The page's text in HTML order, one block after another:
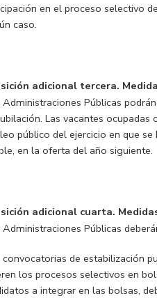
en el proceso selectivo
caso.
adicional tercera.
Administraciones Públicas
Las vacantes
público del ejercicio en que
en la oferta del año siguiente.
adicional cuarta.
Administraciones Públicas
convocatorias de estabilización
los procesos selectivos en
a integrar en las bolsas,